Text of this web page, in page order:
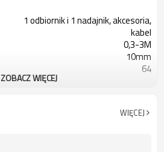
1 odbiornik i 1 nadajnik, akcesoria,
kabel
0,3-3M
10mm
64
Wyposażony w złącze M8
ZOBACZ WIĘCEJ
WIĘCEJ